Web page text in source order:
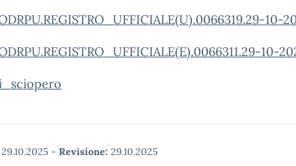
10-
10-
29.10.2025 - Revisione: 29.10.2025